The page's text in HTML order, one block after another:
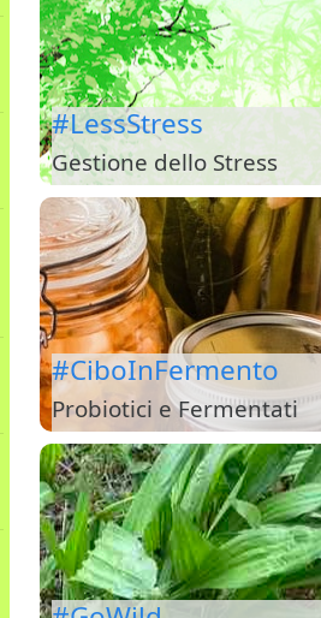
#LessStress
Gestione dello Stress
#CiboInFermento
Probiotici e Fermentati